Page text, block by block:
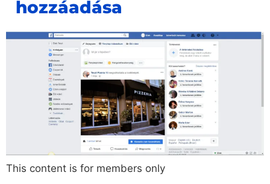
hozzáadása
This content is for members only